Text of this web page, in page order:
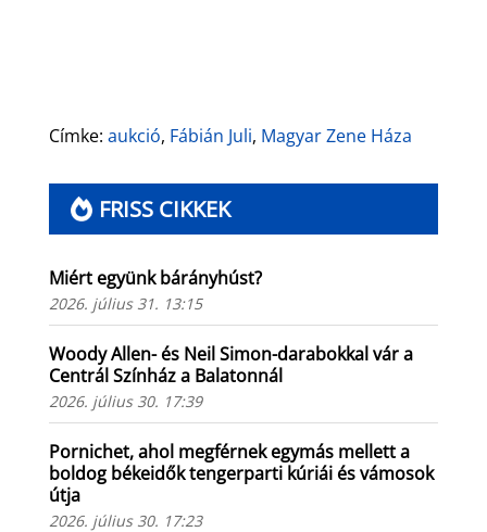
Címke: aukció, Fábián Juli, Magyar Zene Háza
FRISS CIKKEK
Miért együnk bárányhúst?
2026. július 31. 13:15
Woody Allen- és Neil Simon-darabokkal vár a
Centrál Színház a Balatonnál
2026. július 30. 17:39
Pornichet, ahol megférnek egymás mellett a
boldog békeidők tengerparti kúriái és vámosok
útja
2026. július 30. 17:23